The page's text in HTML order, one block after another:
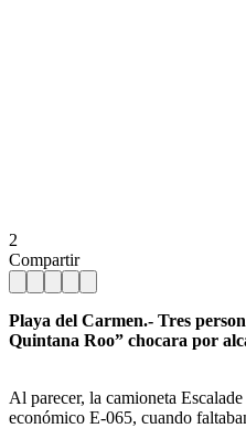
2
Compartir
Playa del Carmen.- Tres
Quintana Roo” chocara por
Al parecer, la camioneta
económico E-065, cuando